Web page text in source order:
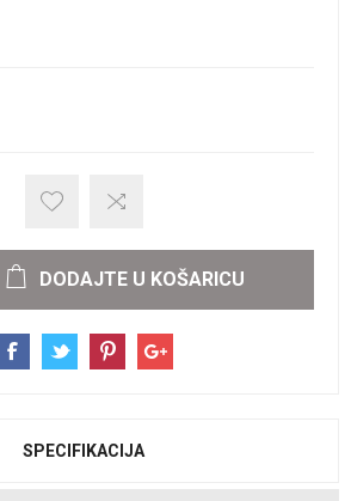
DODAJTE U KOŠARICU
SPECIFIKACIJA